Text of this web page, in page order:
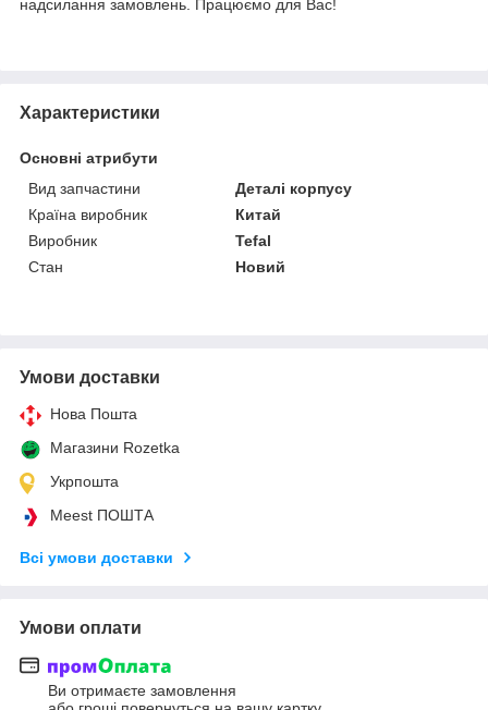
надсилання замовлень. Працюємо для Вас!
Характеристики
Основні атрибути
Вид запчастини
Деталі корпусу
Країна виробник
Китай
Виробник
Tefal
Стан
Новий
Умови доставки
Нова Пошта
Магазини Rozetka
Укрпошта
Meest ПОШТА
Всі умови доставки
Умови оплати
Ви отримаєте замовлення